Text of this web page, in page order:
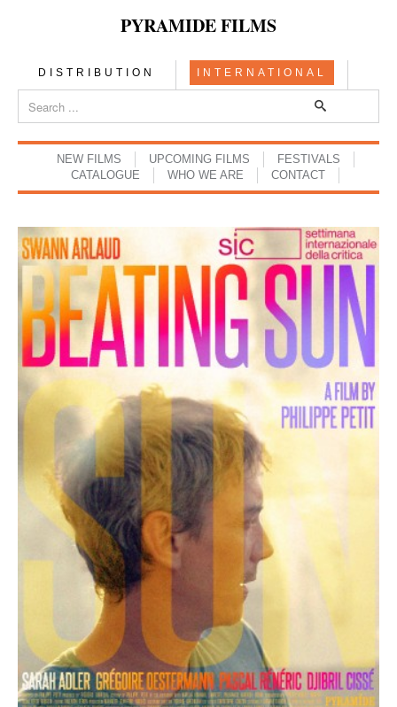
PYRAMIDE FILMS
DISTRIBUTION INTERNATIONAL
NEW FILMS UPCOMING FILMS
FESTIVALS
CATALOGUE
WHO WE ARE CONTACT